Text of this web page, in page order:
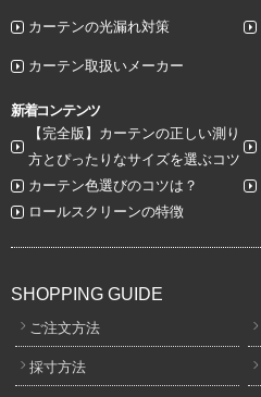
カーテンの光漏れ対策
カーテン取扱いメーカー
新着コンテンツ
【完全版】カーテンの正しい測り
方とぴったりなサイズを選ぶコツ
カーテン色選びのコツは？
ロールスクリーンの特徴
SHOPPING GUIDE
ご注文方法
採寸方法